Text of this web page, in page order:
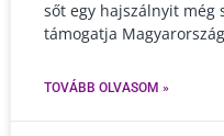
sőt egy hajszálnyit még
támogatja
TOVÁBB OLVASOM »